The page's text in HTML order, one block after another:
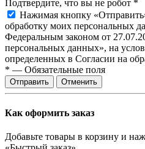
Подтвердите, что вы не робот *
Нажимая кнопку
обработку моих персональных
Федеральным законом от
персональных данных», на
определенных в Согласии на
* — Обязательные поля
Отправить Отменить
Как оформить заказ
Добавьте товары в корзину и